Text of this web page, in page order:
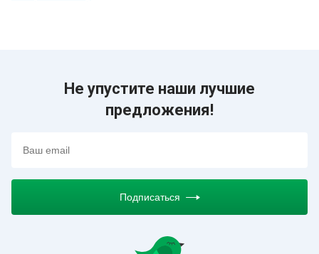
Не упустите наши лучшие
предложения!
Подписаться